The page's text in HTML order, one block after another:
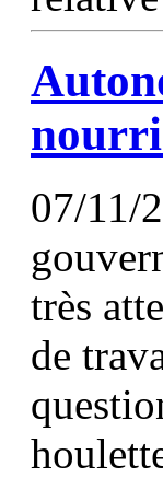
07/11/
très
de